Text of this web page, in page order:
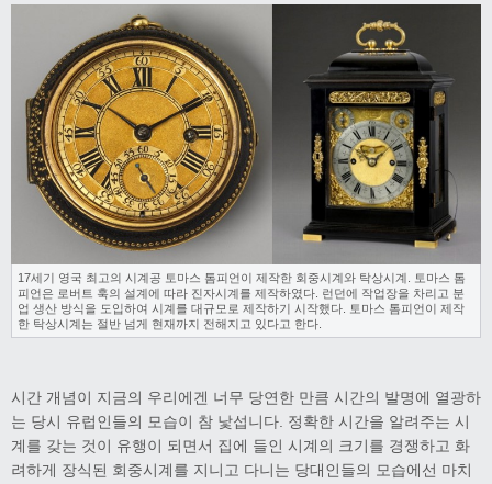
17세기 영국 최고의 시계공 토마스 톰피언이 제작한 회중시계와 탁상시계. 토마스 톰
피언은 로버트 훅의 설계에 따라 진자시계를 제작하였다. 런던에 작업장을 차리고 분
업 생산 방식을 도입하여 시계를 대규모로 제작하기 시작했다. 토마스 톰피언이 제작
한 탁상시계는 절반 넘게 현재까지 전해지고 있다고 한다.
시간 개념이 지금의 우리에겐 너무 당연한 만큼 시간의 발명에 열광하
는 당시 유럽인들의 모습이 참 낯섭니다. 정확한 시간을 알려주는 시
계를 갖는 것이 유행이 되면서 집에 들인 시계의 크기를 경쟁하고 화
려하게 장식된 회중시계를 지니고 다니는 당대인들의 모습에선 마치